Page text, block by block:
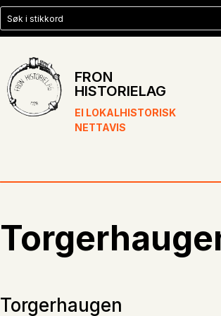
FRON
HISTORIELAG
EI LOKALHISTORISK
NETTAVIS
Torgerhaugen